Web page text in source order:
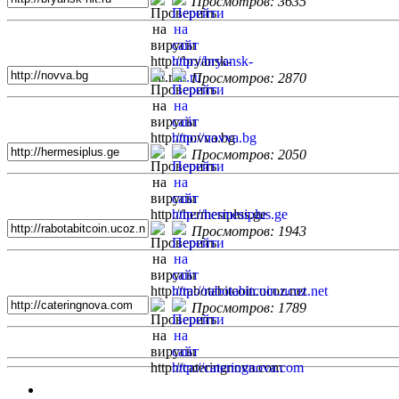
Просмотров: 2870
Просмотров: 2050
Просмотров: 1943
Просмотров: 1789